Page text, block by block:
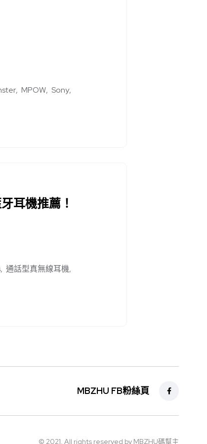
MPOW Sony
耳機推薦！
通話型真無線耳機
MBZHU FB粉絲頁
© 2021. All rights reserved by MBZHU碼幫主